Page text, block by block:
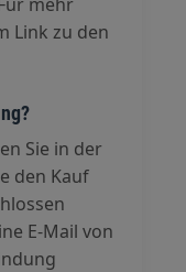
Link zu den
Sie in der
den Kauf
E-Mail von